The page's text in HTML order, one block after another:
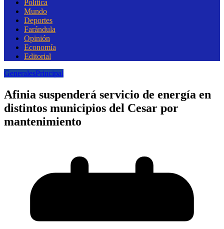
Política
Mundo
Deportes
Farándula
Opinión
Economía
Editorial
GeneralesPrincipal
Afinia suspenderá servicio de energía en
distintos municipios del Cesar por
mantenimiento